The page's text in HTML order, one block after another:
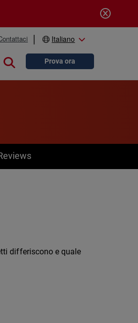
Italiano
Close searchProva ora
differiscono e quale